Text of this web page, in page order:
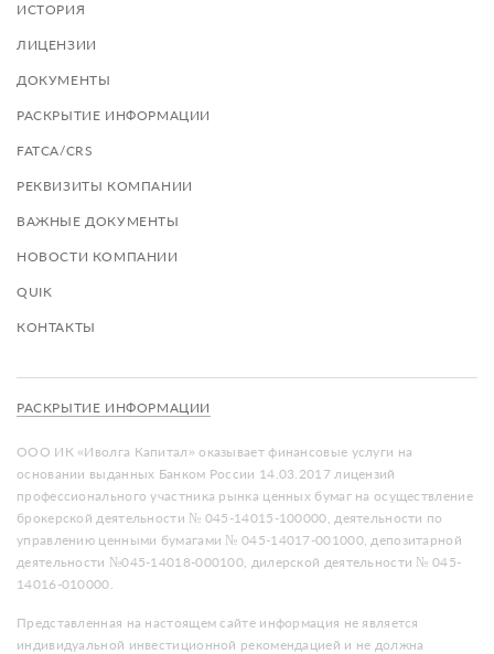
ИСТОРИЯ
ЛИЦЕНЗИИ
ДОКУМЕНТЫ
РАСКРЫТИЕ ИНФОРМАЦИИ
FATCA/CRS
РЕКВИЗИТЫ КОМПАНИИ
ВАЖНЫЕ ДОКУМЕНТЫ
НОВОСТИ КОМПАНИИ
QUIK
КОНТАКТЫ
РАСКРЫТИЕ ИНФОРМАЦИИ
ООО ИК «Иволга Капитал» оказывает финансовые услуги на
основании выданных Банком России 14.03.2017 лицензий
профессионального участника рынка ценных бумаг на осуществление
брокерской деятельности № 045-14015-100000, деятельности по
управлению ценными бумагами № 045-14017-001000, депозитарной
деятельности №045-14018-000100, дилерской деятельности № 045-
14016-010000.
Представленная на настоящем сайте информация не является
индивидуальной инвестиционной рекомендацией и не должна